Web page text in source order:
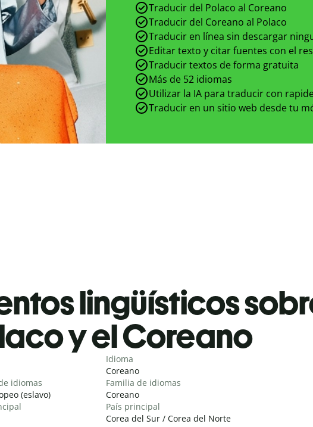
Traducir del Polaco al Coreano
Traducir del Coreano al Polaco
Traducir en línea sin descargar
Editar texto y citar fuentes con el
Traducir textos de forma gratuita
Más de 52 idiomas
Utilizar la IA para traducir con
Traducir en un sitio web desde tu
lingüísticos
y el Coreano
idiomas
(eslavo)
Idioma
Coreano
Familia de idiomas
Coreano
País principal
Corea del Sur / Corea del Norte